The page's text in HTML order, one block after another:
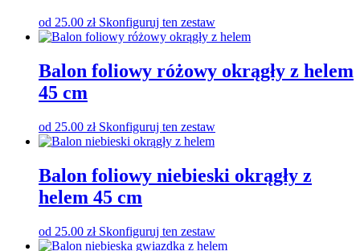
od 25.00 zł Skonfiguruj ten zestaw
Balon foliowy różowy okrągły z helem
45 cm
od 25.00 zł Skonfiguruj ten zestaw
Balon foliowy niebieski okrągły z
helem 45 cm
od 25.00 zł Skonfiguruj ten zestaw